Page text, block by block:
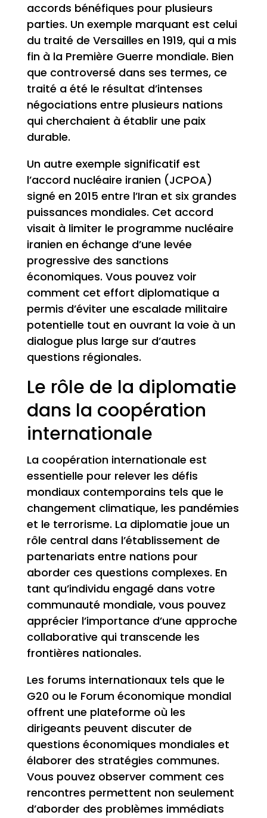
accords bénéfiques pour plusieurs
parties. Un exemple marquant est celui
du traité de Versailles en 1919, qui a mis
fin à la Première Guerre mondiale. Bien
que controversé dans ses termes, ce
traité a été le résultat d’intenses
négociations entre plusieurs nations
qui cherchaient à établir une paix
durable.
Un autre exemple significatif est
l’accord nucléaire iranien (JCPOA)
signé en 2015 entre l’Iran et six grandes
puissances mondiales. Cet accord
visait à limiter le programme nucléaire
iranien en échange d’une levée
progressive des sanctions
économiques. Vous pouvez voir
comment cet effort diplomatique a
permis d’éviter une escalade militaire
potentielle tout en ouvrant la voie à un
dialogue plus large sur d’autres
questions régionales.
Le rôle de la diplomatie
dans la coopération
internationale
La coopération internationale est
essentielle pour relever les défis
mondiaux contemporains tels que le
changement climatique, les pandémies
et le terrorisme. La diplomatie joue un
rôle central dans l’établissement de
partenariats entre nations pour
aborder ces questions complexes. En
tant qu’individu engagé dans votre
communauté mondiale, vous pouvez
apprécier l’importance d’une approche
collaborative qui transcende les
frontières nationales.
Les forums internationaux tels que le
G20 ou le Forum économique mondial
offrent une plateforme où les
dirigeants peuvent discuter de
questions économiques mondiales et
élaborer des stratégies communes.
Vous pouvez observer comment ces
rencontres permettent non seulement
d’aborder des problèmes immédiats